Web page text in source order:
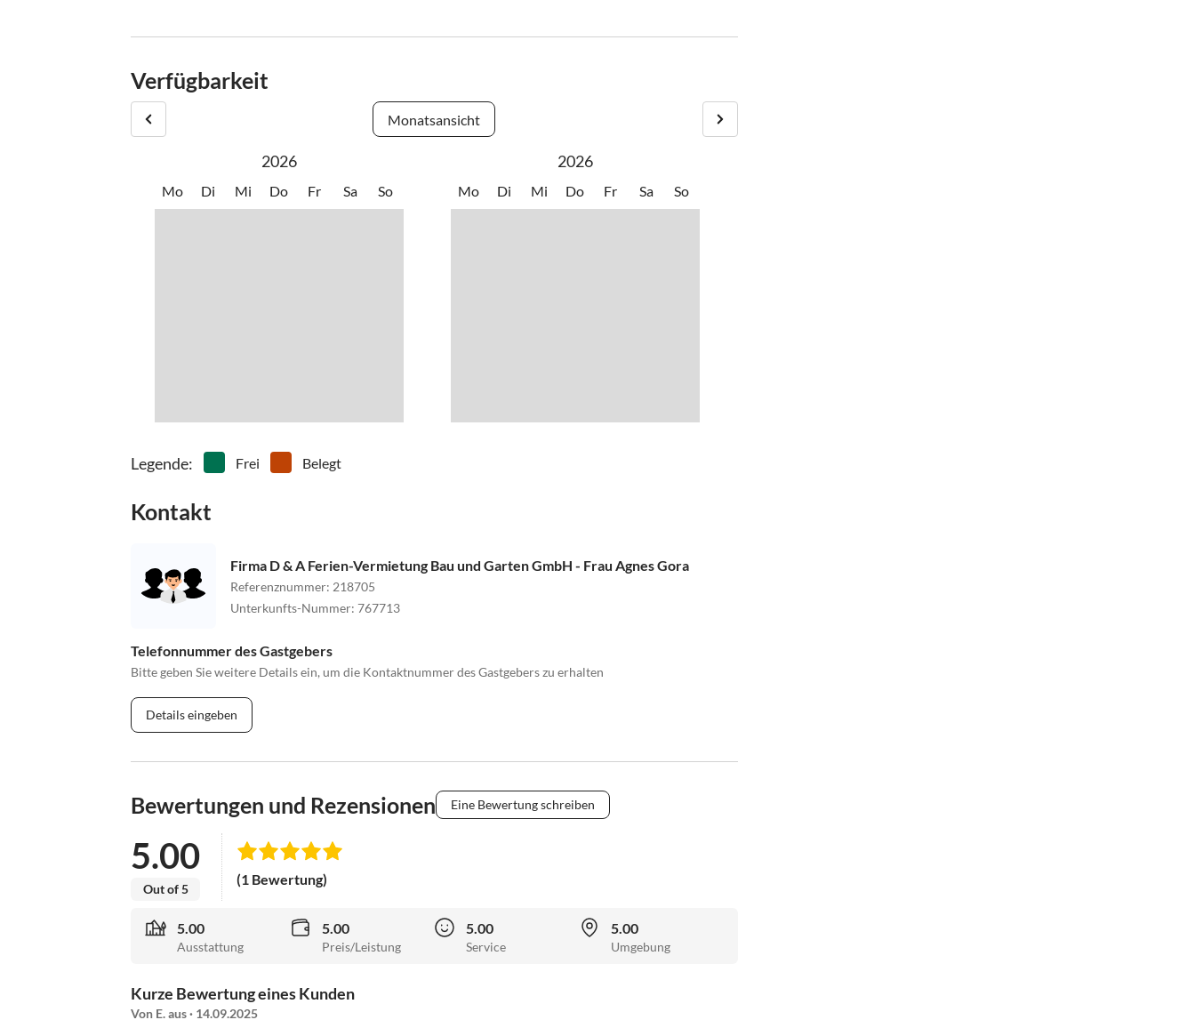
Verfügbarkeit
Monatsansicht
2026
Mo Di Mi Do Fr Sa So
2026
Mo Di Mi Do Fr Sa So
Legende: Frei Belegt
Kontakt
Firma D & A Ferien-Vermietung Bau und Garten GmbH - Frau Agnes Gora
Referenznummer: 218705
Unterkunfts-Nummer: 767713
Telefonnummer des Gastgebers
Bitte geben Sie weitere Details ein, um die Kontaktnummer des Gastgebers zu erhalten
Details eingeben
Bewertungen und Rezensionen Eine Bewertung schreiben
5.00
Out of 5
(1 Bewertung)
5.00
Ausstattung
5.00
Preis/Leistung
5.00
Service
5.00
Umgebung
Kurze Bewertung eines Kunden
Von E. aus · 14.09.2025